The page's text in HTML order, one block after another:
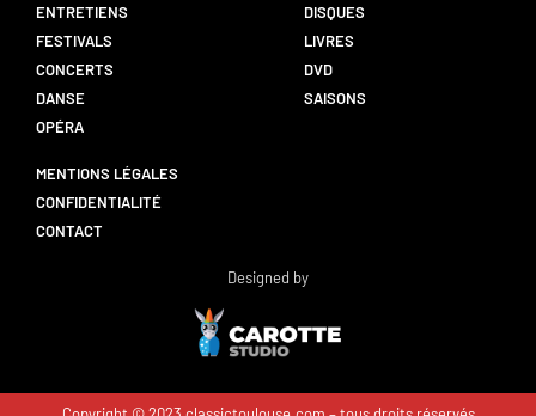
ENTRETIENS
FESTIVALS
CONCERTS
DANSE
OPÉRA
DISQUES
LIVRES
DVD
SAISONS
MENTIONS LÉGALES
CONFIDENTIALITÉ
CONTACT
Designed by